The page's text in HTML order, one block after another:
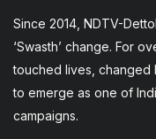
Since 2014, NDTV-
‘Swasth’ change. For
touched lives, changed
to emerge as one of
campaigns.